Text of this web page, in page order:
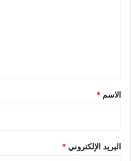
*
الاسم *
البريد الإلكتروني*